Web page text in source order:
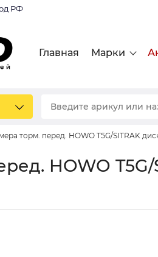
РФ
Главная Марки
торм. перед. HOWO T5G/SITRAK
HOWO T5G/